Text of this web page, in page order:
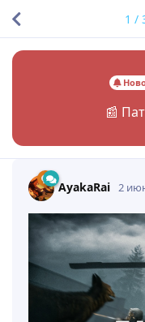
📰
1 /
AyakaRai 2